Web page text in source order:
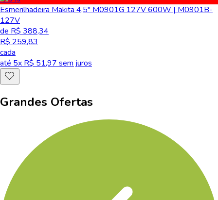
Esmerilhadeira Makita 4,5" M0901G 127V 600W | M0901B-
127V
de R$ 388,34
R$ 259,83
cada
até 5x R$ 51,97 sem juros
Grandes Ofertas